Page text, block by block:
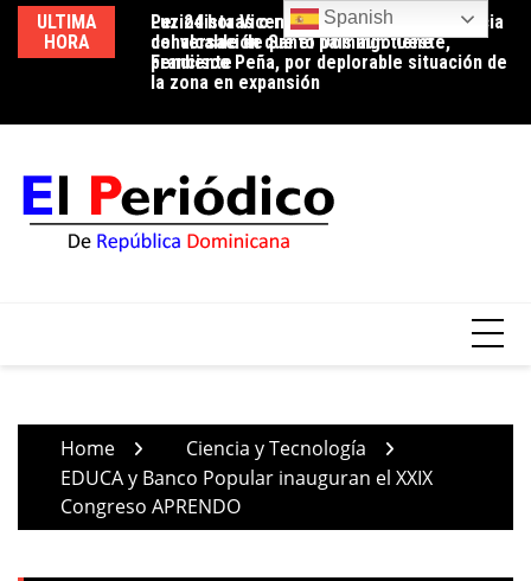
Skip
content
ULTIMA
HORA
Periodista Vicente Méndez pide la renuncia
del alcalde de Santo Domingo Oeste,
Francisco Peña, por deplorable situación de
la zona en expansión
Luz 24 horas o reducción de pérdidas: la
conversación que el país aún tiene
pendiente
Home
Ciencia y Tecnología
EDUCA y Banco Popular inauguran el XXIX
Congreso APRENDO
Spanish